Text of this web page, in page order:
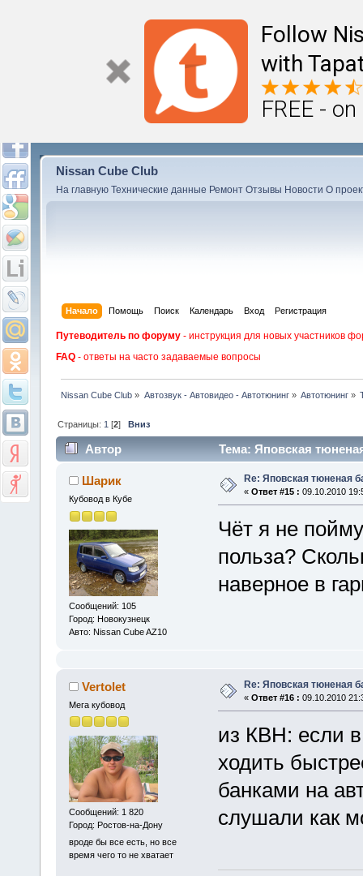
Follow
with
FREE -
Nissan Cube Club
На главную Технические данные Ремонт Отзывы Новости О
Начало Помощь Поиск Календарь Вход Регистрация
Путеводитель по форуму - инструкция для новых участников
FAQ - ответы на часто задаваемые вопросы
Nissan Cube Club » Автозвук - Автовидео - Автотюнинг» Автотюнинг»
Страницы: 1 [2]Вниз
Автор Тема: Яповская
Шарик
Кубовод в Кубе
Сообщений: 105
Город: Новокузнецк
Авто: Nissan Cube AZ10
Re: Яповская тюненая
« Ответ #15 : 09.10.2010
Чёт я не
польза?
наверное в
Vertolet
Мега кубовод
Сообщений: 1 820
Город: Ростов-на-Дону
вроде бы все есть, но все
время чего то не хватает
Re: Яповская тюненая
« Ответ #16 : 09.10.2010
из КВН: если
ходить
банками на
слушали как